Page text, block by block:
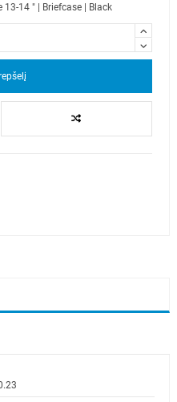
14 " | Briefcase | Black